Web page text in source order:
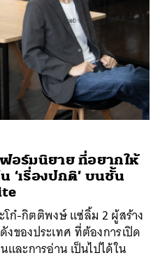
ร์มนิยาย ที่อยากให้
‘เรื่องปกติ’ บนชั้น
โก๋-กิตติพงษ์ แซ่ลิ้ม 2 ผู้สร้าง
ของประเทศ ที่ต้องการเปิด
ละการอ่าน เป็นไปได้ใน
LINE EMAIL